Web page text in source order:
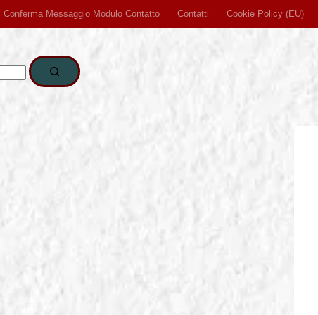
Conferma Messaggio Modulo Contatto Contatti Cookie Policy (EU)